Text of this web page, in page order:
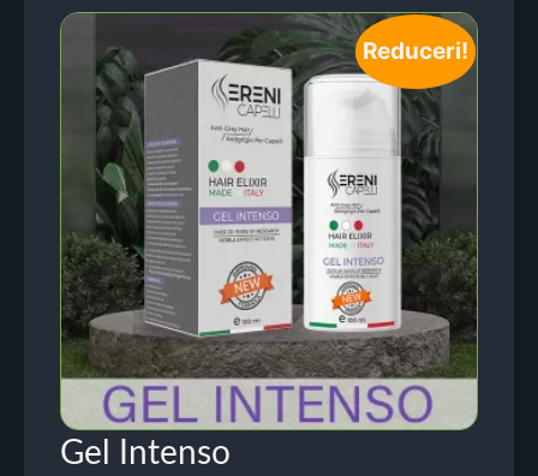
Reduceri!
Gel Intenso